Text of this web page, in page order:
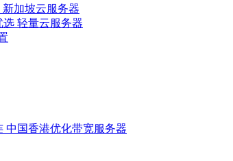
新加坡云服务器
选 轻量云服务器
中国香港优化带宽服务器